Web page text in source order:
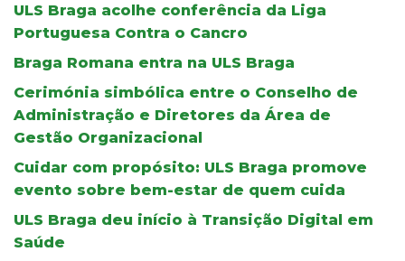
ULS Braga acolhe conferência da Liga
Portuguesa Contra o Cancro
Braga Romana entra na ULS Braga
Cerimónia simbólica entre o Conselho de
Administração e Diretores da Área de
Gestão Organizacional
Cuidar com propósito: ULS Braga promove
evento sobre bem-estar de quem cuida
ULS Braga deu início à Transição Digital em
Saúde